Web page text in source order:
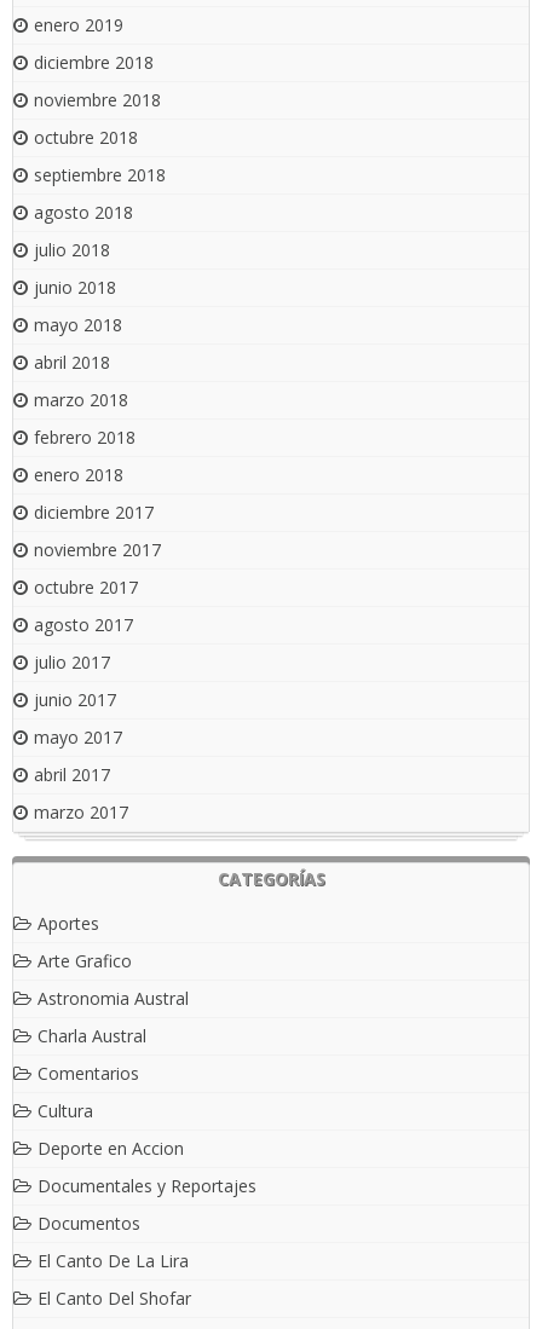
enero 2019
diciembre 2018
noviembre 2018
octubre 2018
septiembre 2018
agosto 2018
julio 2018
junio 2018
mayo 2018
abril 2018
marzo 2018
febrero 2018
enero 2018
diciembre 2017
noviembre 2017
octubre 2017
agosto 2017
julio 2017
junio 2017
mayo 2017
abril 2017
marzo 2017
CATEGORÍAS
Aportes
Arte Grafico
Astronomia Austral
Charla Austral
Comentarios
Cultura
Deporte en Accion
Documentales y Reportajes
Documentos
El Canto De La Lira
El Canto Del Shofar